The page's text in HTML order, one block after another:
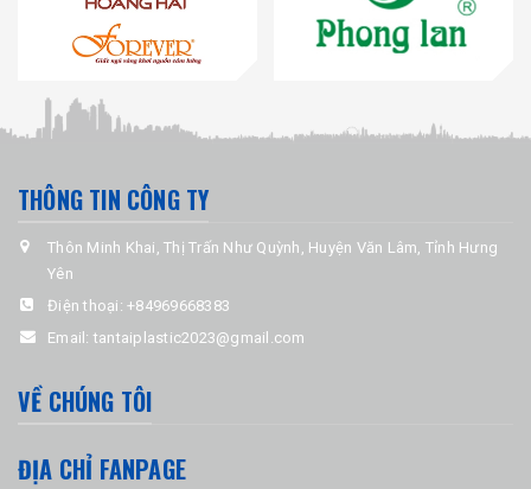
THÔNG TIN CÔNG TY
Thôn Minh Khai, Thị Trấn Như Quỳnh, Huyện Văn Lâm, Tỉnh Hưng
Yên
Điện thoại: +84969668383
Email:tantaiplastic2023@gmail.com
VỀ CHÚNG TÔI
ĐỊA CHỈ FANPAGE